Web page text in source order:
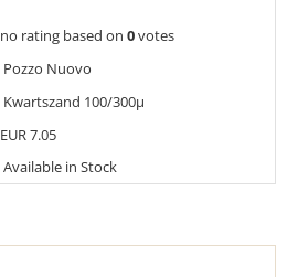
no ratingbased on 0votes
Pozzo Nuovo
Kwartszand 100/300µ
EUR7.05
Available in Stock